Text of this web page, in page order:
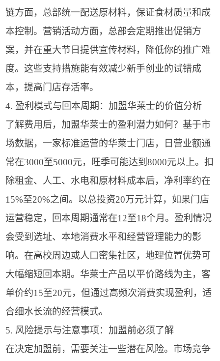
链方面，总部统一配送原材料，保证食材质量和成
本控制。营销活动方面，总部会定期推出促销方
案，并在重大节日提供宣传材料，降低你的推广难
度。这些支持措施能有效减少新手创业的试错成
本，提高门店存活率。
4. 盈利模式与回本周期：加盟华莱士的价值分析
了解费用后，加盟华莱士的盈利潜力如何？基于市
场数据，一家标准运营的华莱士门店，日营业额通
常在3000至5000元，旺季可能达到8000元以上。扣
除租金、人工、水电和原材料成本后，净利率约在
15%至20%之间。以总投资20万元计算，如果门店
运营稳定，回本周期通常在12至18个月。盈利情况
会受到选址、本地消费水平和经营管理能力的影
响。在高校周边或人口密集社区，地理位置优势可
大幅缩短回本期。华莱士产品以平价路线为主，客
单价约15至20元，但通过高频次消费实现盈利，适
合细水长流的经营模式。
5. 风险提示与注意事项：加盟前必须了解
在决定加盟前，需要关注一些潜在风险。市场竞争